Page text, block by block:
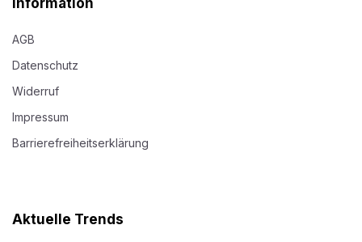
Information
AGB
Datenschutz
Widerruf
Impressum
Barrierefreiheitserklärung
Aktuelle Trends